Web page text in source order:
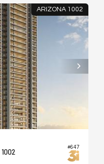
ARIZONA 1002
#647